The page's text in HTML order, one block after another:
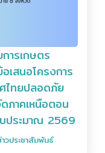
ารเกษตร
เสนอโครงการ
ไทยปลอดภัย
ภาคเหนือตอน
ประมาณ 2569
วประชาสัมพันธ์